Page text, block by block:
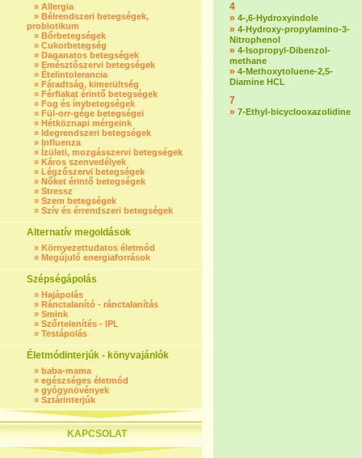
» Allergia
» Bélrendszeri betegségek,
probiotikum
» Bőrbetegségek
» Cukorbetegség
» Daganatos betegségek
» Emésztőszervi betegségek
» Ételintolerancia
» Fáradtság, kimerültség
» Férfiakat érintő betegségek
» Fog és ínybetegségek
» Fül-orr-gége betegségei
» Hétköznapi mérgeink
» Idegrendszeri betegségek
» Influenza
» Ízületi, mozgásszervi betegségek
» Káros szenvedélyek
» Légzőszervi betegségek
» Nőket érintő betegségek
» Stressz
» Szem betegségek
» Szív és érrendszeri betegségek
Alternatív megoldások
» Környezettudatos életmód
» Megújuló energiaforrások
Szépségápolás
» Hajápolás
» Ránctalanító - ránctalanítás
» Smink
» Szőrtelenítés - IPL
» Testápolás
Életmódinterjúk - könyvajánlók
» baba-mama
» egészséges életmód
» gyógynövények
» Sztárinterjúk
KAPCSOLAT
4
» 4-,6-Hydroxyindole
» 4-Hydroxy-propylamino-3-
Nitrophenol
» 4-Isopropyl-Dibenzol-
methane
» 4-Methoxytoluene-2,5-
Diamine HCL
7
» 7-Ethyl-bicyclooxazolidine